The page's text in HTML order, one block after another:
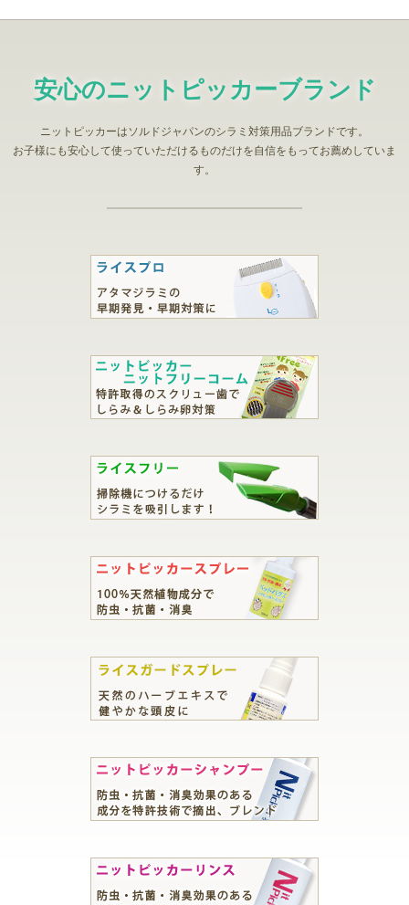
安心のニットピッカーブランド
ニットピッカーはソルドジャパンのシラミ対策用品ブランドです。
お子様にも安心して使っていただけるものだけを自信をもってお薦めしていま
す。